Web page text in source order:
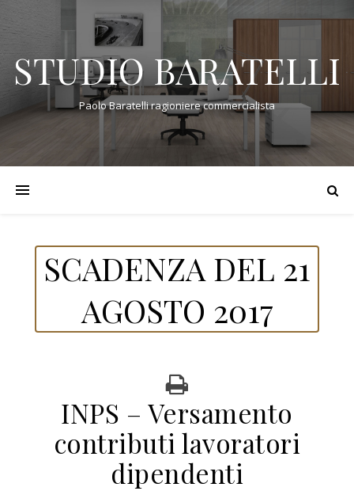
STUDIO BARATELLI
Paolo Baratelli ragioniere commercialista
SCADENZA DEL 21
AGOSTO 2017
INPS – Versamento
contributi lavoratori
dipendenti